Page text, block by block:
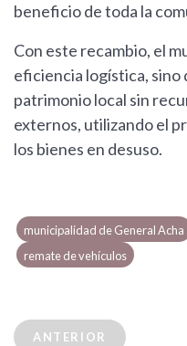
beneficio de toda la
Con este recambio, el
eficiencia logística, sino
patrimonio local sin
externos, utilizando el
los bienes en desuso.
municipalidad de General Acha
remate de vehículos
ANTERIOR